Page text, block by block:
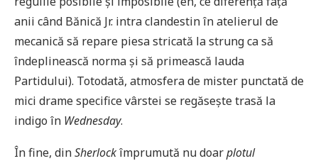
anii când Bănică Jr. intra clandestin în atelierul de
mecanică să repare piesa stricată la strung ca să
îndeplinească norma și să primească lauda
Partidului). Totodată, atmosfera de mister punctată de
mici drame specifice vârstei se regăsește trasă la
indigo în Wednesday.
În fine, dinSherlockîmprumută nu doarplotul